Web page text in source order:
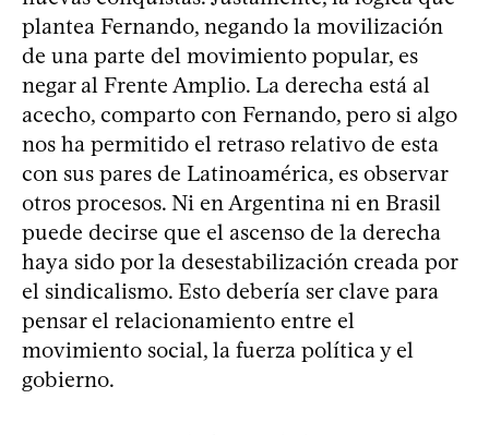
plantea Fernando, negando la movilización
de una parte del movimiento popular, es
negar al Frente Amplio. La derecha está al
acecho, comparto con Fernando, pero si algo
nos ha permitido el retraso relativo de esta
con sus pares de Latinoamérica, es observar
otros procesos. Ni en Argentina ni en Brasil
puede decirse que el ascenso de la derecha
haya sido por la desestabilización creada por
el sindicalismo. Esto debería ser clave para
pensar el relacionamiento entre el
movimiento social, la fuerza política y el
gobierno.